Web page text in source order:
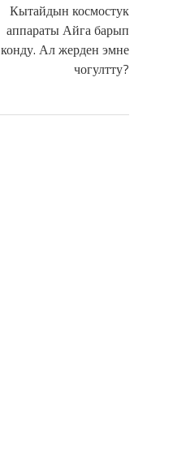
Кытайдын космостук
аппараты Айга барып
конду. Ал жерден эмне
чогултту?